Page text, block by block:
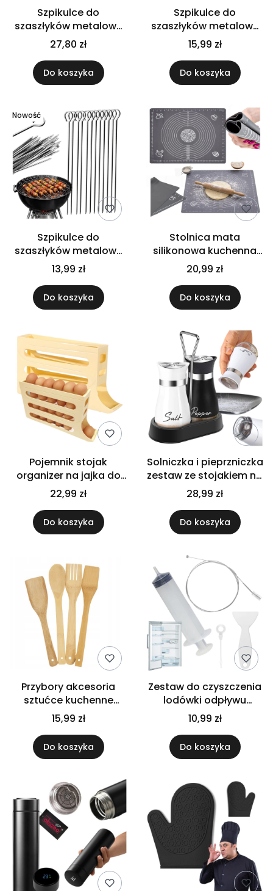
Szpikulce do
szaszłyków metalowe
30 cm do mięsa ryb
grill zestaw 2 x 12 sztuk
27,80 zł
Do koszyka
Szpikulce do
szaszłyków metalowe
35 cm do mięsa ryb
warzyw grill 12 szt
15,99 zł
Do koszyka
Nowość
Szpikulce do
szaszłyków metalowe
30 cm do mięsa ryb
warzyw grill 12 szt
13,99 zł
Do koszyka
Stolnica mata
silikonowa kuchenna
70x50 cm duża do
ciasta antypoślizgowa
20,99 zł
Do koszyka
Pojemnik stojak
organizer na jajka do
lodówki na 30 jajek
22,99 zł
Do koszyka
Solniczka i pieprzniczka
zestaw ze stojakiem na
sól pieprz przyprawnik
28,99 zł
Do koszyka
Przybory akcesoria
sztućce kuchenne
bambusowe łyżki
zestaw 5 elementów
15,99 zł
Do koszyka
Zestaw do czyszczenia
lodówki odpływu
praktyczny uniwersalny
duży
10,99 zł
Do koszyka